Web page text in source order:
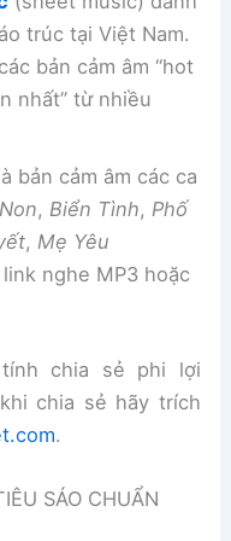
trúc tại Việt Nam.
bản cảm âm “hot
nhất” từ nhiều
bản cảm âm các ca
, Biển Tình, Phố
, Mẹ Yêu
nghe MP3 hoặc
chia sẻ phi lợi
chia sẻ hãy trích
.
SÁO CHUẨN